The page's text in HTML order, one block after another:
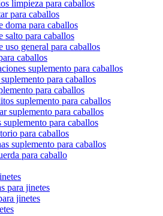
limpieza para caballos
para caballos
doma para caballos
salto para caballos
uso general para caballos
caballos
suplemento para caballos
para caballos
para caballos
suplemento para caballos
suplemento para caballos
para caballos
para caballos
suplemento para caballos
para caballo
para jinetes
jinetes